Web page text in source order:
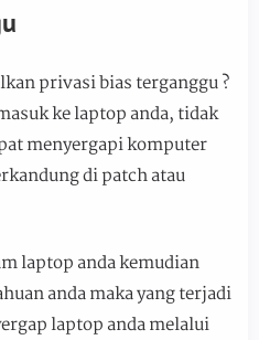
privasi bias terganggu ?
ke laptop anda, tidak
menyergapi komputer
di patch atau
laptop anda kemudian
anda maka yang terjadi
laptop anda melalui